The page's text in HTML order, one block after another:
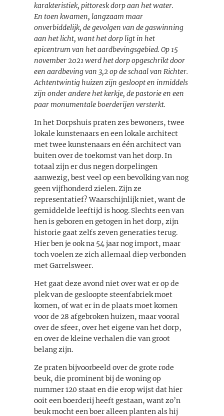
karakteristiek, pittoresk dorp aan het water.
En toen kwamen, langzaam maar
onverbiddelijk, de gevolgen van de gaswinning
aan het licht, want het dorp ligt in het
epicentrum van het aardbevingsgebied. Op 15
november 2021 werd het dorp opgeschrikt door
een aardbeving van 3,2 op de schaal van Richter.
Achtentwintig huizen zijn gesloopt en inmiddels
zijn onder andere het kerkje, de pastorie en een
paar monumentale boerderijen versterkt.
In het Dorpshuis praten zes bewoners, twee
lokale kunstenaars en een lokale architect
met twee kunstenaars en één architect van
buiten over de toekomst van het dorp. In
totaal zijn er dus negen dorpelingen
aanwezig, best veel op een bevolking van nog
geen vijfhonderd zielen. Zijn ze
representatief? Waarschijnlijk niet, want de
gemiddelde leeftijd is hoog. Slechts een van
hen is geboren en getogen in het dorp, zijn
historie gaat zelfs zeven generaties terug.
Hier ben je ook na 54 jaar nog import, maar
toch voelen ze zich allemaal diep verbonden
met Garrelsweer.
Het gaat deze avond niet over wat er op de
plek van de gesloopte steenfabriek moet
komen, of wat er in de plaats moet komen
voor de 28 afgebroken huizen, maar vooral
over de sfeer, over het eigene van het dorp,
en over de kleine verhalen die van groot
belang zijn.
Ze praten bijvoorbeeld over de grote rode
beuk, die prominent bij de woning op
nummer 120 staat en die erop wijst dat hier
ooit een boerderij heeft gestaan, want zo’n
beuk mocht een boer alleen planten als hij